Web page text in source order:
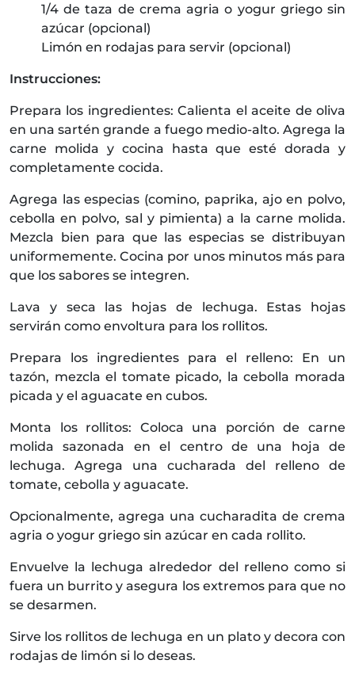
1/4 de taza de crema agria o yogur griego sin
azúcar (opcional)
Limón en rodajas para servir (opcional)
Instrucciones:
Prepara los ingredientes: Calienta el aceite de oliva
en una sartén grande a fuego medio-alto. Agrega la
carne molida y cocina hasta que esté dorada y
completamente cocida.
Agrega las especias (comino, paprika, ajo en polvo,
cebolla en polvo, sal y pimienta) a la carne molida.
Mezcla bien para que las especias se distribuyan
uniformemente. Cocina por unos minutos más para
que los sabores se integren.
Lava y seca las hojas de lechuga. Estas hojas
servirán como envoltura para los rollitos.
Prepara los ingredientes para el relleno: En un
tazón, mezcla el tomate picado, la cebolla morada
picada y el aguacate en cubos.
Monta los rollitos: Coloca una porción de carne
molida sazonada en el centro de una hoja de
lechuga. Agrega una cucharada del relleno de
tomate, cebolla y aguacate.
Opcionalmente, agrega una cucharadita de crema
agria o yogur griego sin azúcar en cada rollito.
Envuelve la lechuga alrededor del relleno como si
fuera un burrito y asegura los extremos para que no
se desarmen.
Sirve los rollitos de lechuga en un plato y decora con
rodajas de limón si lo deseas.